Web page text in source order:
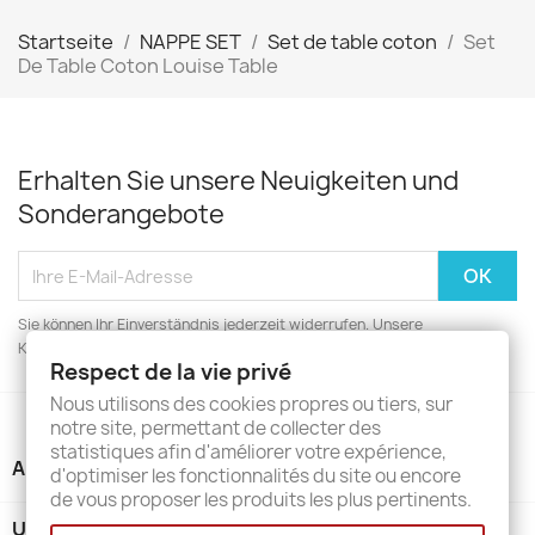
Startseite NAPPE SET Set de table coton
Set
De Table Coton Louise Table
Erhalten Sie unsere Neuigkeiten und
Sonderangebote
Sie können Ihr Einverständnis jederzeit widerrufen. Unsere
Kontaktinformationen finden Sie u. a. in der Datenschutzerklärung.
ARTIKEL
UNTERNEHMEN
Respect de la vie privé
Nous utilisons des cookies propres ou tiers, sur
notre site, permettant de collecter des
statistiques afin d'améliorer votre expérience,
d'optimiser les fonctionnalités du site ou encore
de vous proposer les produits les plus pertinents.